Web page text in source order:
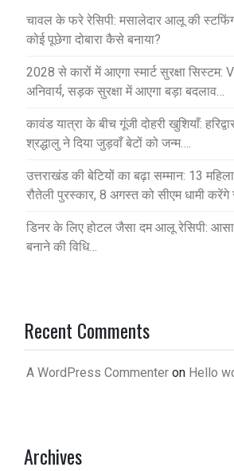
चावल के फरे रेसिपी: मसालेदार आलू की
कोई पूछेगा दोबारा कैसे बनाया?
2028 से कारों में आएगा स्मार्ट सुरक्षा सिस्टम:
अनिवार्य, सड़क सुरक्षा में आएगा बड़ा बदलाव…
कावंड यात्रा के बीच गूंजी दोहरी खुशियाँ:
श्रद्धालु ने दिया जुड़वाँ बेटों को जन्म….
उत्तराखंड की बेटियों का बढ़ा सम्मान: 13
रौतेली पुरस्कार, 8 अगस्त को सीएम धामी करेंगे
डिनर के लिए होटल जैसा दम आलू रेसिपी:
बनाने की विधि…
Recent Comments
A WordPress Commenter on Hello
Archives